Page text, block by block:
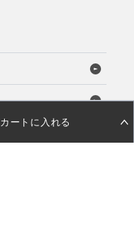
カートに入れる